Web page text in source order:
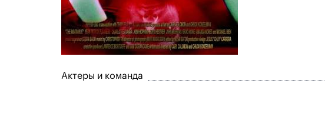
Актеры и команда